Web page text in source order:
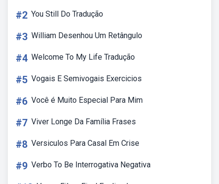
#2 You Still Do Tradução
#3 William Desenhou Um Retângulo
#4 Welcome To My Life Tradução
#5 Vogais E Semivogais Exercicios
#6 Você é Muito Especial Para Mim
#7 Viver Longe Da Família Frases
#8 Versiculos Para Casal Em Crise
#9 Verbo To Be Interrogativa Negativa